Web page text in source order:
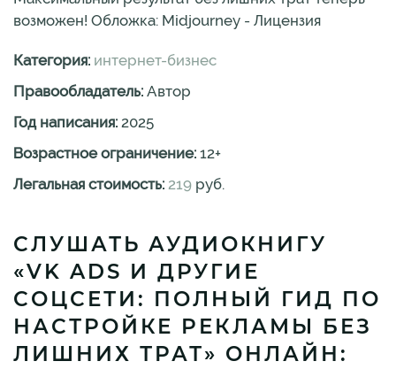
возможен! Обложка: Midjourney - Лицензия
Категория: интернет-бизнес
Правообладатель: Автор
Год написания: 2025
Возрастное ограничение: 12+
Легальная стоимость: 219 руб.
СЛУШАТЬ АУДИОКНИГУ
«VK ADS И ДРУГИЕ
СОЦСЕТИ: ПОЛНЫЙ ГИД ПО
НАСТРОЙКЕ РЕКЛАМЫ БЕЗ
ЛИШНИХ ТРАТ» ОНЛАЙН: